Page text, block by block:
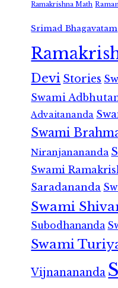
Ramakrishna Math
Srimad Bhagavatam
Devi Stories
Swami
Advaitananda
Swami
Niranjanananda
Swami
Saradananda
Swami
Subodhananda
Swami
Vijnanananda